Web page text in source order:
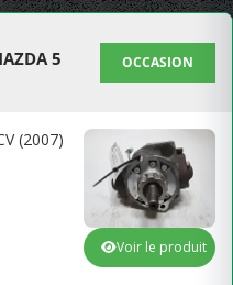
5
OCCASION
(2007)
Voir le produit